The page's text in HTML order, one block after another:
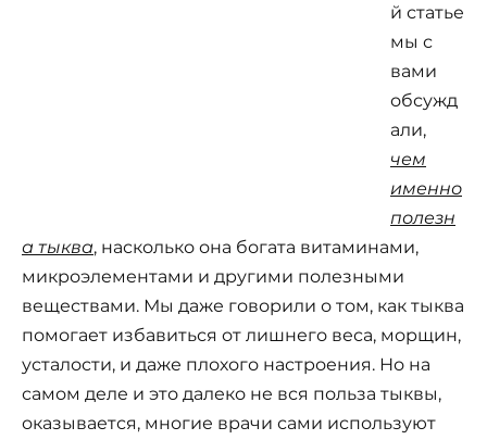
й статье
мы с
вами
обсужд
али,
чем
именно
полезн
а тыква, насколько она богата витаминами,
микроэлементами и другими полезными
веществами. Мы даже говорили о том, как тыква
помогает избавиться от лишнего веса, морщин,
усталости, и даже плохого настроения. Но на
самом деле и это далеко не вся польза тыквы,
оказывается, многие врачи сами используют